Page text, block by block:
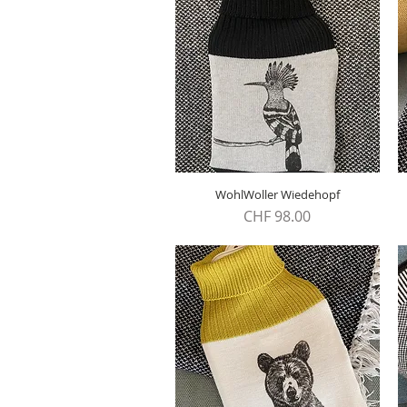
Schnellansicht
WohlWoller Wiedehopf
Preis
CHF 98.00